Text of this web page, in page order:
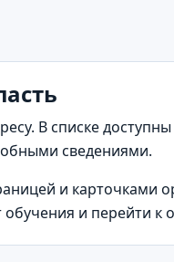
В списке
сведениями.
и карточками
и перейти к